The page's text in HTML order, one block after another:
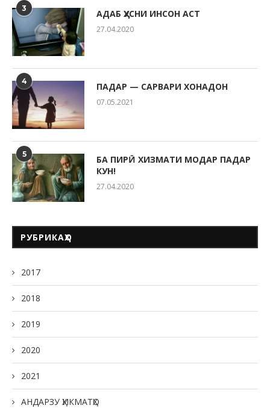
3 АДАБ ҲУСНИ ИНСОН АСТ
27.04.2020
4 ПАДАР — САРВАРИ ХОНАДОН
07.05.2021
5
БА ПИРӢ ХИЗМАТИ МОДАР ПАДАР
КУН!
27.04.2020
РУБРИКАҲО
2017
2018
2019
2020
2021
АНДАРЗУ ҲИКМАТҲО